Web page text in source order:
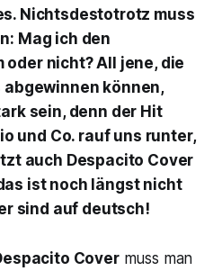
Nichtsdestotrotz muss
Mag ich den
oder nicht? All jene, die
können,
sein, denn der Hit
und Co. rauf uns runter,
auch Despacito Cover
ist noch längst nicht
sind auf deutsch!
Covermuss man